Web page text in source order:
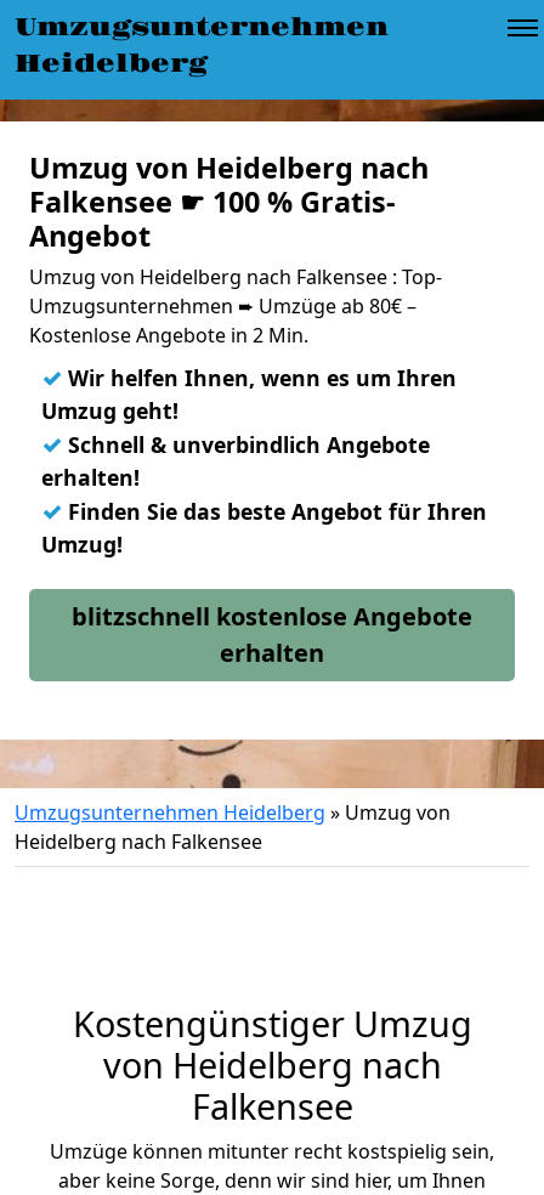
Umzugsunternehmen
Heidelberg
Umzug von Heidelberg nach
Falkensee ☛ 100 % Gratis-
Angebot
Umzug von Heidelberg nach Falkensee : Top-
Umzugsunternehmen ➨ Umzüge ab 80€ –
Kostenlose Angebote in 2 Min.
✓ Wir helfen Ihnen, wenn es um Ihren
Umzug geht!
✓ Schnell & unverbindlich Angebote
erhalten!
✓ Finden Sie das beste Angebot für Ihren
Umzug!
blitzschnell kostenlose Angebote
erhalten
Umzugsunternehmen Heidelberg » Umzug von
Heidelberg nach Falkensee
Kostengünstiger Umzug
von Heidelberg nach
Falkensee
Umzüge können mitunter recht kostspielig sein,
aber keine Sorge, denn wir sind hier, um Ihnen